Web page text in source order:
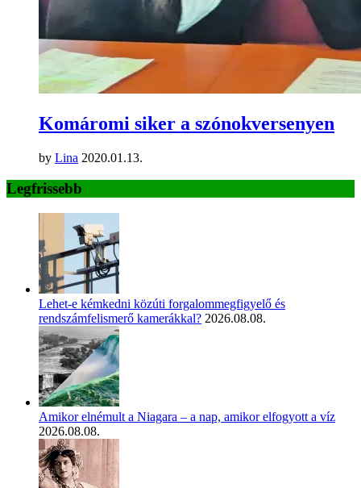
Komáromi siker a szónokversenyen
by Lina 2020.01.13.
Legfrissebb
Lehet-e kémkedni közúti forgalommegfigyelő és
rendszámfelismerő kamerákkal? 2026.08.08.
Amikor elnémult a Niagara – a nap, amikor elfogyott a víz
2026.08.08.